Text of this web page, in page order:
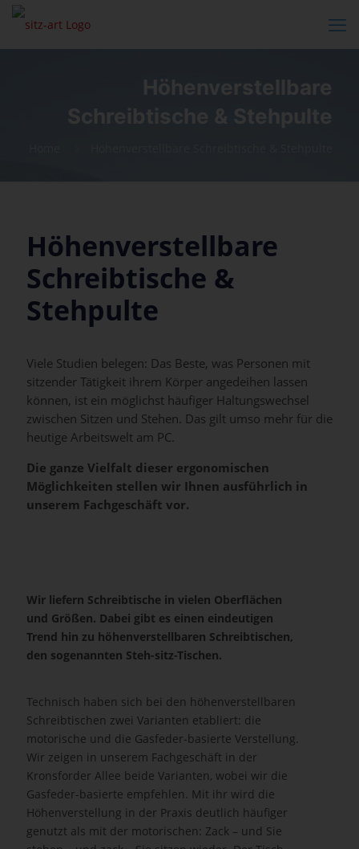
Höhenverstellbare
Höhenverstellbare
Schreibtische &
Stehpulte
Viele Studien belegen: Das Beste, was Personen mit
sitzender Tätigkeit ihrem Körper angedeihen lassen
können, ist ein möglichst häufiger Haltungswechsel
zwischen Sitzen und Stehen. Das gilt umso mehr für die
heutige Arbeitswelt am PC.
Die ganze Vielfalt dieser ergonomischen
Möglichkeiten stellen wir Ihnen ausführlich in
unserem Fachgeschäft vor.
Wir liefern Schreibtische in vielen Oberflächen
und Größen. Dabei gibt es einen eindeutigen
Trend hin zu höhenverstellbaren Schreibtischen,
den sogenannten Steh-sitz-Tischen.
Technisch haben sich bei den höhenverstellbaren
Schreibtischen zwei Varianten etabliert: die
motorische und die Gasfeder-basierte Verstellung.
Wir zeigen in unserem Fachgeschäft in der
Kronsforder Allee beide Varianten, wobei wir die
Gasfeder-basierte empfehlen. Mit ihr wird die
Höhenverstellung in der Praxis deutlich häufiger
genutzt als mit der motorischen: Zack – und Sie